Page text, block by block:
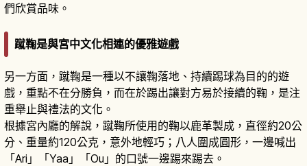
們欣賞品味。
蹴鞠是與宮中文化相連的優雅遊戲
另一方面，蹴鞠是一種以不讓鞠落地、持續踢球為目的的遊
戲，重點不在分勝負，而在於踢出讓對方易於接續的鞠，是注
重舉止與禮法的文化。
根據宮內廳的解說，蹴鞠所使用的鞠以鹿革製成，直徑約20公
分、重量約120公克，意外地輕巧；八人圍成圓形，一邊喊出
「Ari」「Yaa」「Ou」的口號一邊踢來踢去。